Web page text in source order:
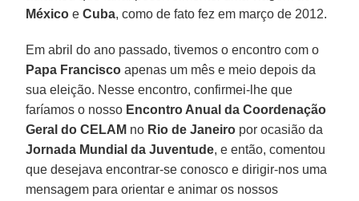
México eCuba, como de fato fez em março de 2012.
Em abril do ano passado, tivemos o encontro com o
Papa Francisco apenas um mês e meio depois da
sua eleição. Nesse encontro, confirmei-lhe que
faríamos o nosso Encontro Anual da Coordenação
Geral do CELAM no Rio de Janeiro por ocasião da
Jornada Mundial da Juventude, e então, comentou
que desejava encontrar-se conosco e dirigir-nos uma
mensagem para orientar e animar os nossos